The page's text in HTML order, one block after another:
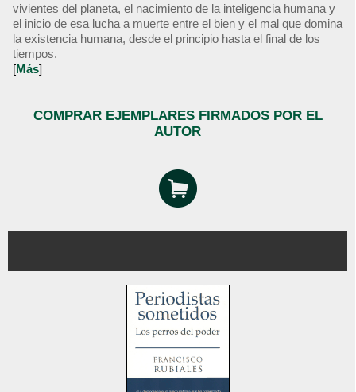
vivientes del planeta, el nacimiento de la inteligencia humana y
el inicio de esa lucha a muerte entre el bien y el mal que domina
la existencia humana, desde el principio hasta el final de los
tiempos.
[Más]
COMPRAR EJEMPLARES FIRMADOS POR EL
AUTOR